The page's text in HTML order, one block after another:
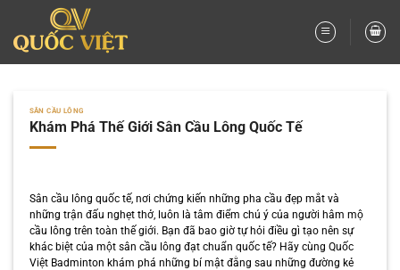
nội
dung
SÂN CẦU LÔNG
Khám Phá Thế Giới Sân Cầu Lông Quốc Tế
Sân cầu lông quốc tế, nơi chứng kiến những pha cầu đẹp mắt và
những trận đấu nghẹt thở, luôn là tâm điểm chú ý của người hâm mộ
cầu lông trên toàn thế giới. Bạn đã bao giờ tự hỏi điều gì tạo nên sự
khác biệt của một sân cầu lông đạt chuẩn quốc tế? Hãy cùng Quốc
Việt Badminton khám phá những bí mật đằng sau những đường kẻ